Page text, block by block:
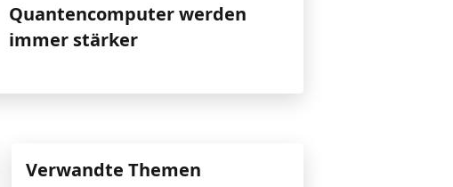
Quantencomputer werden
immer stärker
Verwandte Themen